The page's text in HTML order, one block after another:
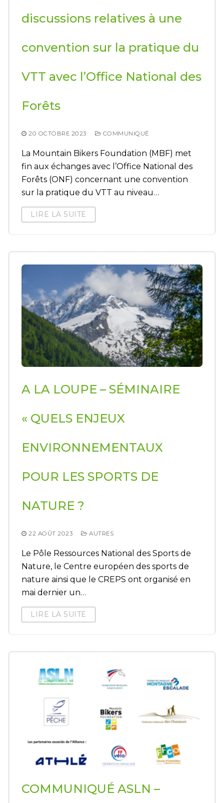
discussions relatives à une
convention sur la pratique du
VTT avec l’Office National des
Forêts
20 OCTOBRE 2023 COMMUNIQUÉ
La Mountain Bikers Foundation (MBF) met
fin aux échanges avec l’Office National des
Forêts (ONF) concernant une convention
sur la pratique du VTT au niveau…
LIRE LA SUITE
A LA LOUPE – SÉMINAIRE
« QUELS ENJEUX
ENVIRONNEMENTAUX
POUR LES SPORTS DE
NATURE ?
22 AOÛT 2023 AUTRES
Le Pôle Ressources National des Sports de
Nature, le Centre européen des sports de
nature ainsi que le CREPS ont organisé en
mai dernier un…
LIRE LA SUITE
COMMUNIQUÉ ASLN –